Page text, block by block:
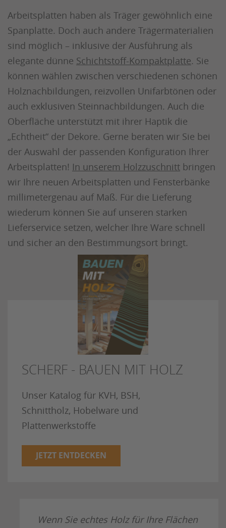
Arbeitsplatten haben als Träger gewöhnlich eine
Spanplatte. Doch auch andere Trägermaterialien
sind möglich – inklusive der Ausführung als
elegante dünne Schichtstoff-Kompaktplatte. Sie
können wählen zwischen verschiedenen schönen
Holznachbildungen, reizvollen Unifarbtönen oder
auch exklusiven Steinnachbildungen. Auch die
Oberfläche unterstützt mit ihrer Haptik die
„Echtheit“ der Dekore. Gerne beraten wir Sie bei
der Auswahl der passenden Konfiguration Ihrer
Arbeitsplatten! In unserem Holzzuschnitt bringen
wir Ihre neuen Arbeitsplatten und Fensterbänke
millimetergenau auf Maß. Für die Lieferung
wiederum können Sie auf unseren starken
Lieferservice setzen, welcher Ihre Ware schnell
und sicher an den Bestimmungsort bringt.
SCHERF - BAUEN MIT HOLZ
Unser Katalog für KVH, BSH,
Schnittholz, Hobelware und
Plattenwerkstoffe
JETZT ENTDECKEN
Wenn Sie echtes Holz für Ihre Flächen